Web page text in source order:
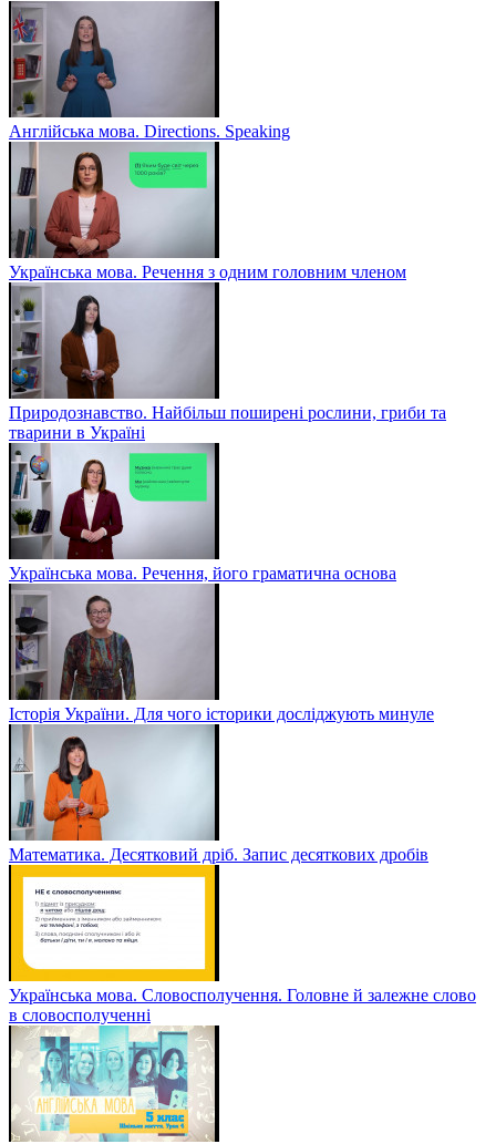
Англійська мова. Directions. Speaking
Українська мова. Речення з одним головним членом
Природознавство. Найбільш поширені рослини, гриби та
тварини в Україні
Українська мова. Речення, його граматична основа
Історія України. Для чого історики досліджують минуле
Математика. Десятковий дріб. Запис десяткових дробів
Українська мова. Словосполучення. Головне й залежне слово
в словосполученні